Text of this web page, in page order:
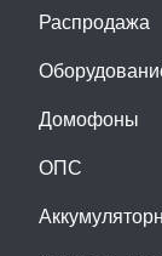
Распродажа
Домофоны
ОПС